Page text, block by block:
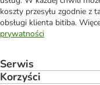
koszty przesyłu zgodnie z
obsługi klienta bitiba.
prywatności
Serwis
Korzyści